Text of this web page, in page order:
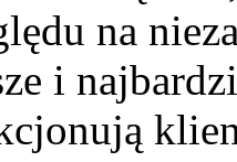
na
i